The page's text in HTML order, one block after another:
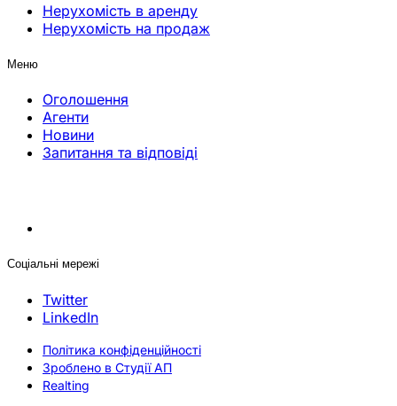
Нерухомість в аренду
Нерухомість на продаж
Меню
Оголошення
Агенти
Новини
Запитання та відповіді
Соціальні мережі
Twitter
LinkedIn
Політика конфіденційності
Зроблено в Студії АП
Realting